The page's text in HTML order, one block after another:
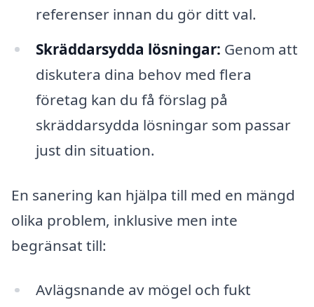
referenser innan du gör ditt val.
Skräddarsydda lösningar: Genom att
diskutera dina behov med flera
företag kan du få förslag på
skräddarsydda lösningar som passar
just din situation.
En sanering kan hjälpa till med en mängd
olika problem, inklusive men inte
begränsat till:
Avlägsnande av mögel och fukt